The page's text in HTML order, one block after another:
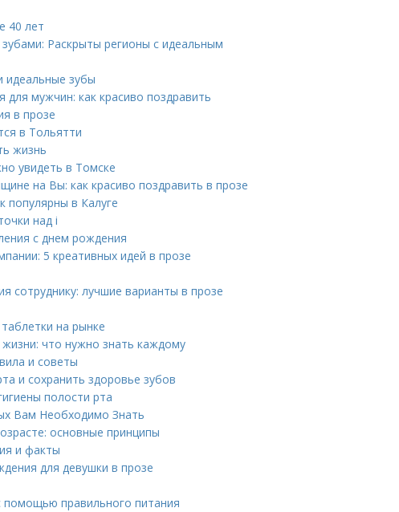
40 лет
Раскрыты регионы с идеальным
идеальные зубы
мужчин: как красиво поздравить
в прозе
в Тольятти
жизнь
увидеть в Томске
на Вы: как красиво поздравить в прозе
популярны в Калуге
над i
с днем рождения
5 креативных идей в прозе
сотруднику: лучшие варианты в прозе
на рынке
что нужно знать каждому
и советы
и сохранить здоровье зубов
полости рта
Вам Необходимо Знать
основные принципы
и факты
для девушки в прозе
правильного питания